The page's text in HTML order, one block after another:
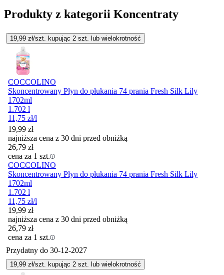
Produkty z kategorii Koncentraty
19,99 zł/szt. kupując 2 szt. lub wielokrotność
COCCOLINO
Skoncentrowany Płyn do płukania 74 prania Fresh Silk Lily
1702ml
1.702 l
11,75 zł/l
19,99 zł
najniższa cena z 30 dni przed obniżką
26,79 zł
cena za 1 szt.
COCCOLINO
Skoncentrowany Płyn do płukania 74 prania Fresh Silk Lily
1702ml
1.702 l
11,75 zł/l
19,99 zł
najniższa cena z 30 dni przed obniżką
26,79 zł
cena za 1 szt.
Przydatny do 30-12-2027
19,99 zł/szt. kupując 2 szt. lub wielokrotność